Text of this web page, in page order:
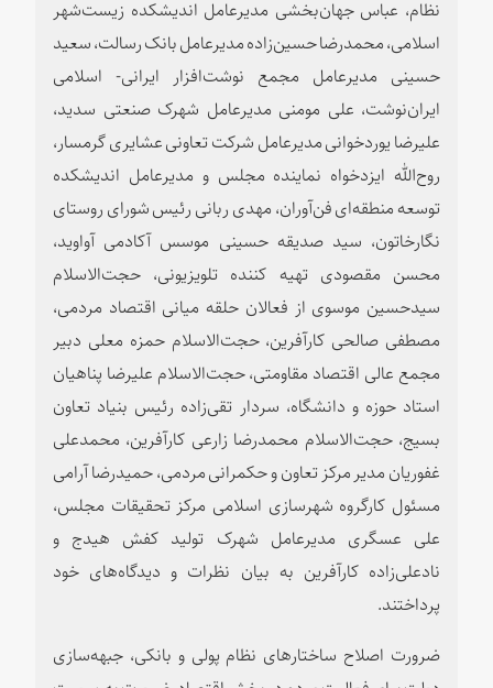
نظام، عباس جهان‌بخشی مدیرعامل اندیشکده زیست‌شهر
اسلامی، محمدرضا حسین‌زاده مدیرعامل بانک رسالت، سعید
حسینی مدیرعامل مجمع نوشت‌افزار ایرانی- اسلامی
ایران‌نوشت، علی مومنی مدیرعامل شهرک صنعتی سدید،
علیرضا یوردخوانی مدیرعامل شرکت تعاونی عشایری گرمسار،
روح‌الله ایزدخواه نماینده مجلس و مدیرعامل اندیشکده
توسعه منطقه‌ای فن‌آوران، مهدی ربانی رئیس شورای روستای
نگارخاتون، سید صدیقه حسینی موسس آکادمی آواوید،
محسن مقصودی تهیه کننده تلویزیونی، حجت‌الاسلام
سیدحسین موسوی از فعالان حلقه میانی اقتصاد مردمی،
مصطفی صالحی کارآفرین، حجت‌الاسلام حمزه معلی دبیر
مجمع عالی اقتصاد مقاومتی، حجت‌الاسلام علیرضا پناهیان
استاد حوزه و دانشگاه، سردار تقی‌زاده رئیس بنیاد تعاون
بسیج، حجت‌الاسلام محمدرضا زارعی کارآفرین، محمدعلی
غفوریان مدیر مرکز تعاون و حکمرانی مردمی، حمیدرضا آرامی
مسئول کارگروه شهرسازی اسلامی مرکز تحقیقات مجلس،
علی عسگری مدیرعامل شهرک تولید کفش هیدج و
نادعلی‌زاده کارآفرین به بیان نظرات و دیدگاه‌های خود
پرداختند.
ضرورت اصلاح ساختارهای نظام پولی و بانکی، جبهه‌سازی